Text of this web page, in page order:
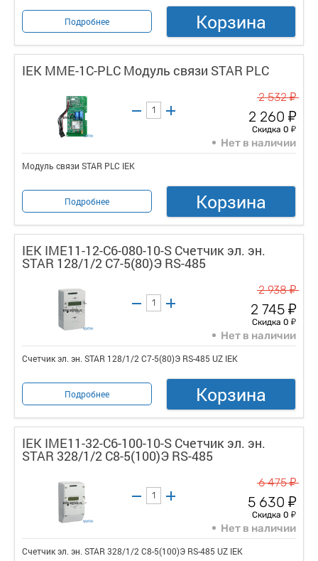
Подробнее Корзина
IEK MME-1C-PLC Модуль связи STAR PLC
2 532у
2 260 у
Скидка 0 у
Нет в наличии
Модуль связи STAR PLC IEK
Подробнее Корзина
IEK IME11-12-C6-080-10-S Счетчик эл. эн.
STAR 128/1/2 С7-5(80)Э RS-485
2 938у
2 745 у
Скидка 0 у
Нет в наличии
Счетчик эл. эн. STAR 128/1/2 С7-5(80)Э RS-485 UZ IEK
Подробнее Корзина
IEK IME11-32-C6-100-10-S Счетчик эл. эн.
STAR 328/1/2 С8-5(100)Э RS-485
6 475у
5 630 у
Скидка 0 у
Нет в наличии
Счетчик эл. эн. STAR 328/1/2 С8-5(100)Э RS-485 UZ IEK